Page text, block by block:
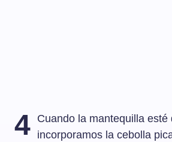
4 Cuando la mantequilla esté
incorporamos la cebolla